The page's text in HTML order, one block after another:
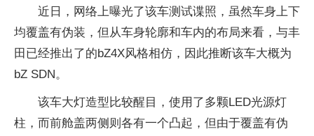
近日，网络上曝光了该车测试谍照，虽然车身上下
均覆盖有伪装，但从车身轮廓和车内的布局来看，与丰
田已经推出了的bZ4X风格相仿，因此推断该车大概为
bZ SDN。
该车大灯造型比较醒目，使用了多颗LED光源灯
柱，而前舱盖两侧则各有一个凸起，但由于覆盖有伪